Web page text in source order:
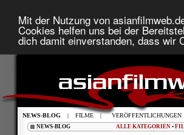
Mit der Nutzung von
Cookies helfen uns bei der
dich damit einverstanden, dass wir
NEWS-BLOG | FILME | VERÖFFENTLICHUNGEN
ALLE KATEGORIEN •
NEWS-BLOG